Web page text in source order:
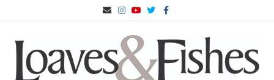
س
و
ت
ر
ي
د
ت
و
ب
س
غ
ر
ا
ب
د
ل
إ